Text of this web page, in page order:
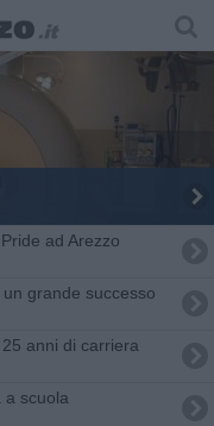
ad Arezzo
grande successo
anni di carriera
a scuola